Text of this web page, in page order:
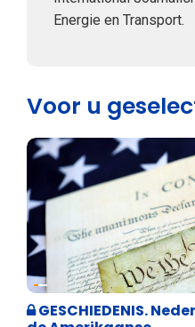
Energie en Transport.
Voor u
Geschiedenis
GESCHIEDENIS.